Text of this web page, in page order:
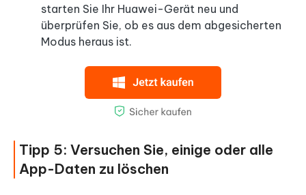
starten Sie Ihr Huawei-Gerät neu und
überprüfen Sie, ob es aus dem abgesicherten
Modus heraus ist.
Tipp 5: Versuchen Sie, einige oder alle
App-Daten zu löschen